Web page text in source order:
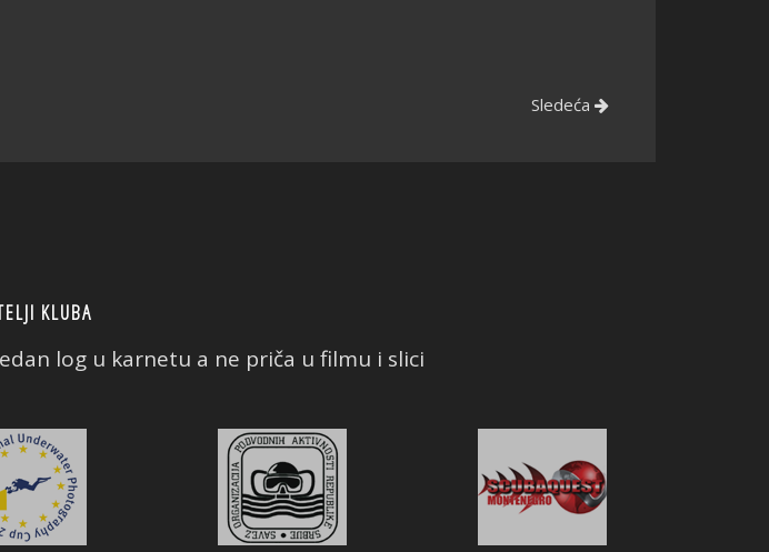
Sledeća
KLUBA
log u karnetu a ne priča u filmu i slici